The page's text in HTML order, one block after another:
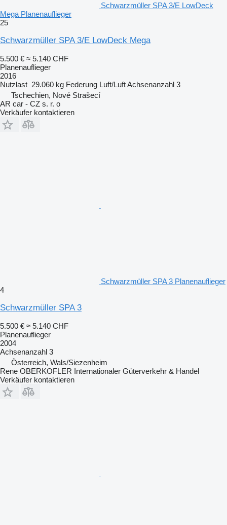
Schwarzmüller SPA 3/E LowDeck
Mega Planenauflieger
25
Schwarzmüller SPA 3/E LowDeck Mega
5.500 € ≈ 5.140 CHF
Planenauflieger
2016
Nutzlast 29.060 kg Federung Luft/LuftAchsenanzahl 3
Tschechien, Nové Strašecí
AR car - CZ s. r. o
Verkäufer kontaktieren
Schwarzmüller SPA 3 Planenauflieger
4
Schwarzmüller SPA 3
5.500 € ≈ 5.140 CHF
Planenauflieger
2004
Achsenanzahl 3
Österreich, Wals/Siezenheim
Rene OBERKOFLER Internationaler Güterverkehr & Handel
Verkäufer kontaktieren